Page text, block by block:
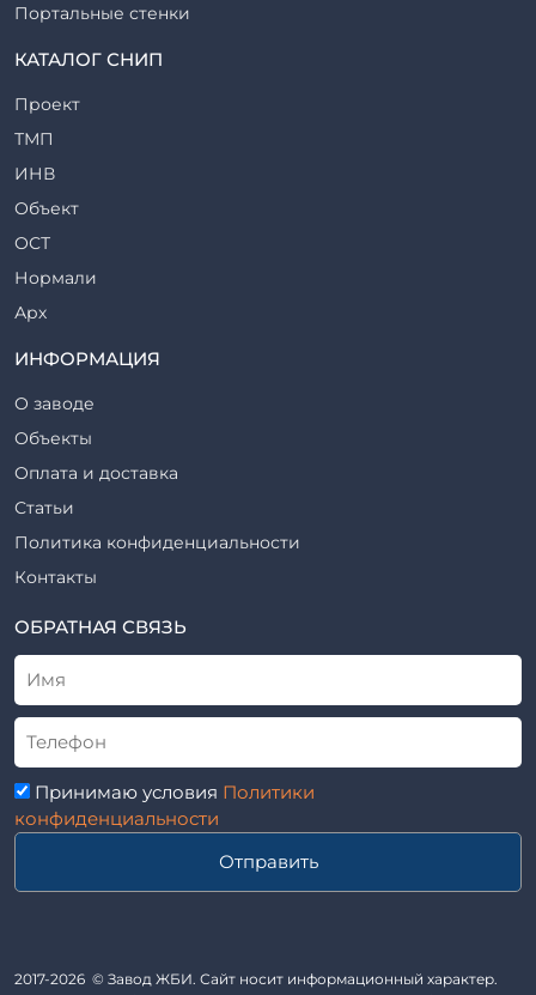
Портальные стенки
Прогоны железобетонные
Ригели железобетонные
Сваи железобетонные
Стеновые блоки
Стойки железобетонные
Столбы железобетонные
Закладные детали
Трубы железобетонные
Утяжелители железобетонные
Фермы железобетонные
Фундаментные блоки
Фундаменты железобетонные
Шахты лифтов железобетонные
Шпалы железобетонные
Элементы благоустройства
Трубы асбоцементные
Приставки железобетонные (пасынки) Серия 3.407-57 и
ГОСТ 14295-75
Лестничные марши
Автопавильоны
Анкера железобетонные
Балки железобетонные
Блоки железобетонные
Кабины санитарно-технические
КАТАЛОГ СНИП
Проект
ТМП
ИНВ
Объект
ОСТ
Нормали
Арх
ТР
Серия
ТП
ТПР
Шифр
Рабочие чертежи
ВСН
ТУ
Альбом
ИНФОРМАЦИЯ
О заводе
Объекты
Оплата и доставка
Статьи
Политика конфиденциальности
Контакты
ОБРАТНАЯ СВЯЗЬ
Принимаю условия Политики
конфиденциальности
Отправить
2017-2026 © Завод ЖБИ. Сайт носит информационный характер.